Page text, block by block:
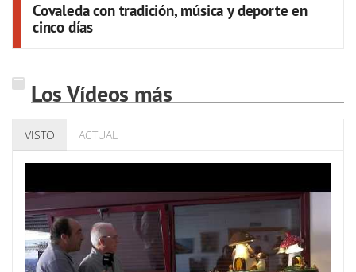
Covaleda con tradición, música y deporte en
cinco días
Los Vídeos más
VISTO ACTUAL